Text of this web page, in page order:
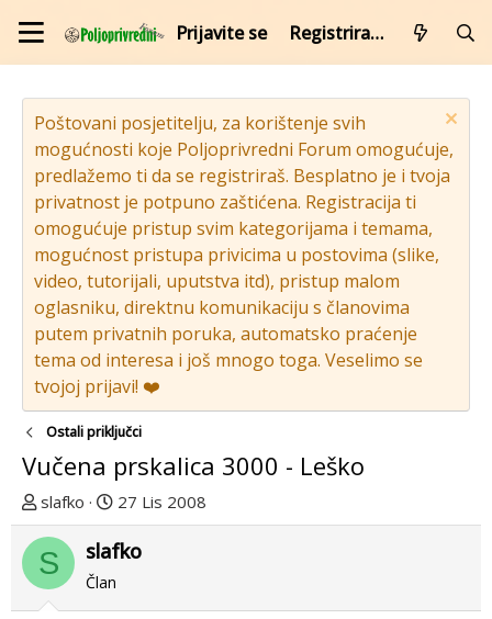
Prijavite se Registrirajte se
Poštovani posjetitelju, za korištenje svih
mogućnosti koje Poljoprivredni Forum omogućuje,
predlažemo ti da se registriraš. Besplatno je i tvoja
privatnost je potpuno zaštićena. Registracija ti
omogućuje pristup svim kategorijama i temama,
mogućnost pristupa privicima u postovima (slike,
video, tutorijali, uputstva itd), pristup malom
oglasniku, direktnu komunikaciju s članovima
putem privatnih poruka, automatsko praćenje
tema od interesa i još mnogo toga. Veselimo se
tvojoj prijavi! ❤️
Ostali priključci
Vučena prskalica 3000 - Leško
T
e
m
u
p
slafko
D
a
t
27 Lis 2008
S slafko
Član